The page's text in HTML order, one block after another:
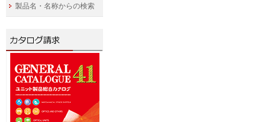
製品名・名称からの検索